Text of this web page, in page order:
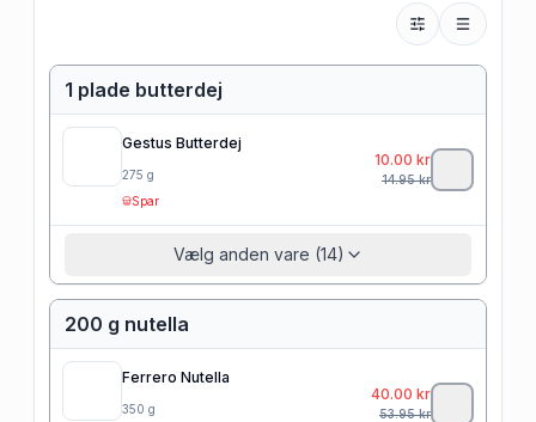
1 plade butterdej
Gestus Butterdej
275 g
Spar
10.00 kr
14.95kr
Vælg anden vare (14)
200 g nutella
Ferrero Nutella
350 g
40.00 kr
53.95kr